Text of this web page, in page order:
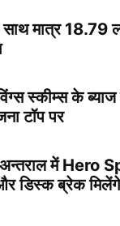
मात्र 18.79
स्कीम्स के
टॉप पर
अन्तराल में Hero
डिस्क ब्रेक मिलेंगे